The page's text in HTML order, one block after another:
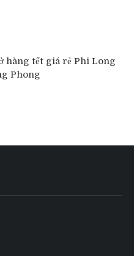
hàng tết giá rẻ Phi Long
Phong